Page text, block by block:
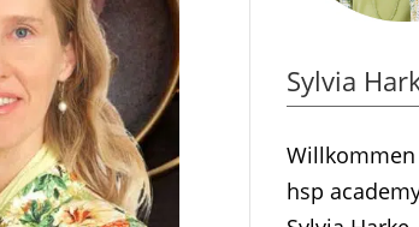
Sylvia
hsp